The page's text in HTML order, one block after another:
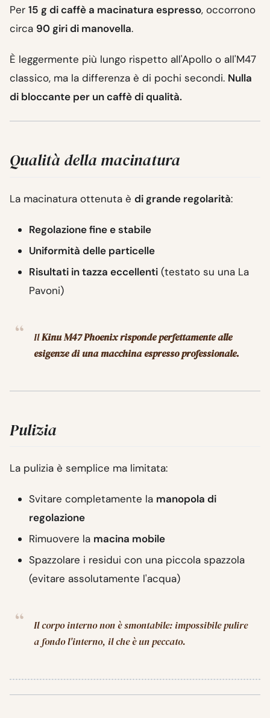
Per 15 g di caffè a macinatura espresso, occorrono
circa 90 giri di manovella.
È leggermente più lungo rispetto all'Apollo o all'M47
classico, ma la differenza è di pochi secondi. Nulla
di bloccante per un caffè di qualità.
Qualità della macinatura
La macinatura ottenuta è di grande regolarità:
Regolazione fine e stabile
Uniformità delle particelle
Risultati in tazza eccellenti (testato su una La
Pavoni)
IlKinu M47 Phoenix risponde perfettamente alle
esigenze di una macchina espresso professionale.
Pulizia
La pulizia è semplice ma limitata:
Svitare completamente la manopola di
regolazione
Rimuovere la macina mobile
Spazzolare i residui con una piccola spazzola
(evitare assolutamente l'acqua)
Il corpo interno non è smontabile: impossibile pulire
a fondo l'interno, il che è un peccato.